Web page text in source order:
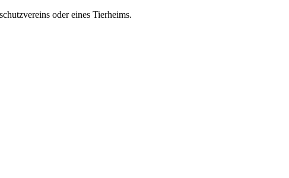
oder eines Tierheims.